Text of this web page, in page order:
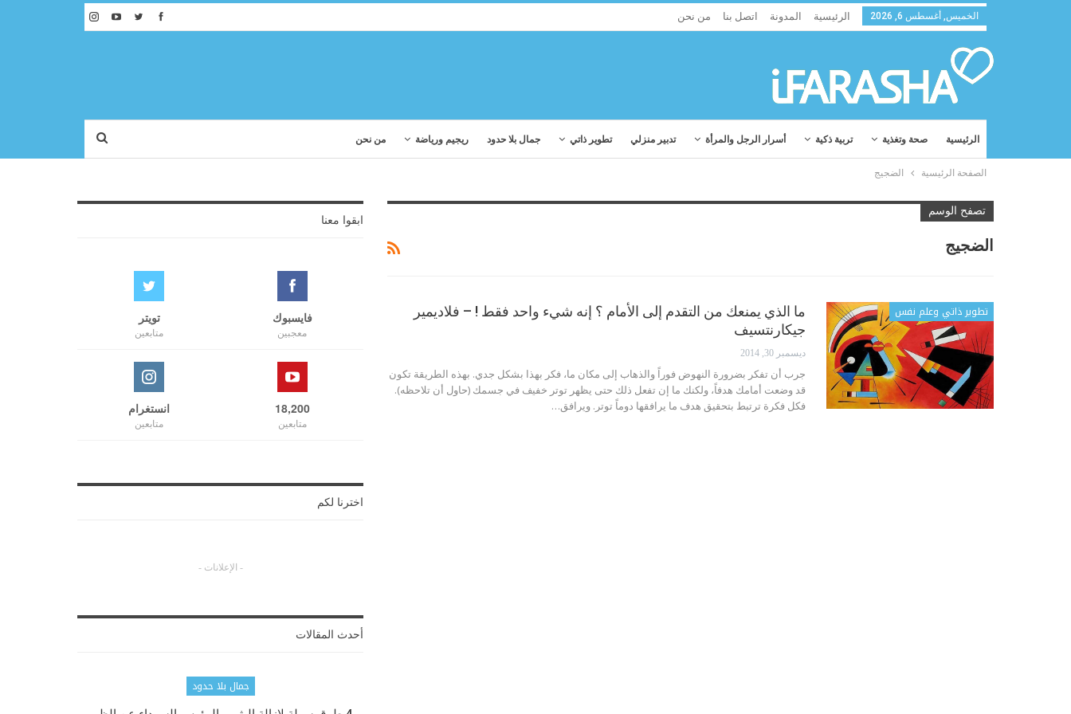
الخميس, أغسطس 6, 2026 الرئيسية المدونة اتصل بنا من نحن
الرئيسية صحة وتغذية تربية ذكية أسرار الرجل والمرأة تدبير منزلي تطوير ذاتي جمال بلا حدود ريجيم ورياضة من نحن
الصفحة الرئيسية الضجيج
تصفح الوسم
الضجيج
تطوير ذاتي وعلم نفس
ما الذي يمنعك من التقدم إلى الأمام ؟ إنه شيء واحد فقط ! – فلاديمير
جيكارنتسيف
ديسمبر 30, 2014
جرب أن تفكر بضرورة النهوض فوراً والذهاب إلى مكان ما، فكر بهذا بشكل جدي. بهذه الطريقة تكون
قد وضعت أمامك هدفاً، ولكنك ما إن تفعل ذلك حتى يظهر توتر خفيف في جسمك (حاول أن تلاحظه).
فكل فكرة ترتبط بتحقيق هدف ما يرافقها دوماً توتر. ويرافق…
ابقوا معنا
فايسبوك
معجبين
تويتر
متابعين
18,200
متابعين
انستغرام
متابعين
اخترنا لكم
- الإعلانات -
أحدث المقالات
جمال بلا حدود